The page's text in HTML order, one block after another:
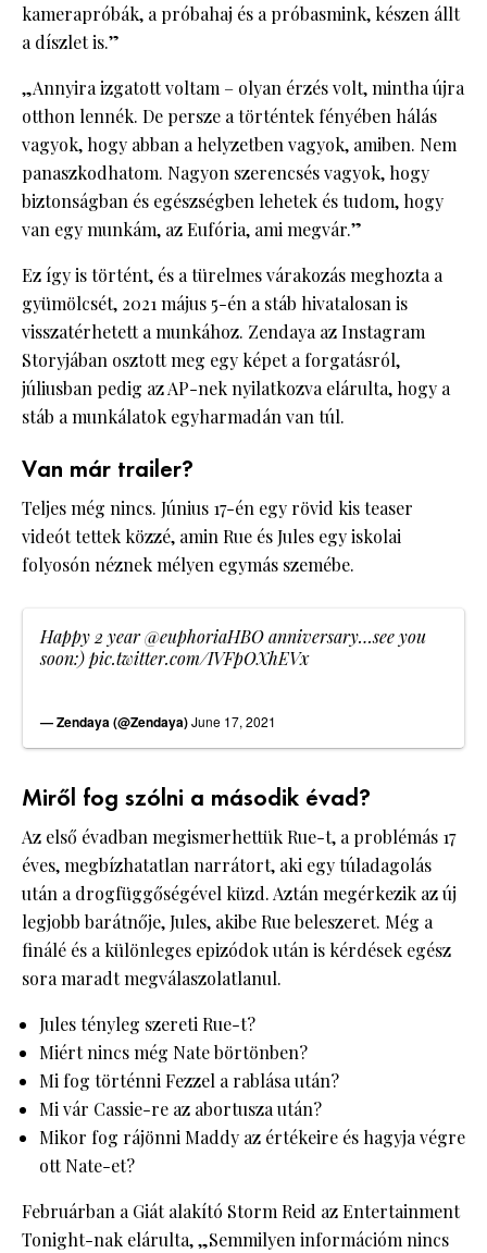
kamerapróbák, a próbahaj és a próbasmink, készen állt
a díszlet is.”
„Annyira izgatott voltam – olyan érzés volt, mintha újra
otthon lennék. De persze a történtek fényében hálás
vagyok, hogy abban a helyzetben vagyok, amiben. Nem
panaszkodhatom. Nagyon szerencsés vagyok, hogy
biztonságban és egészségben lehetek és tudom, hogy
van egy munkám, az Eufória, ami megvár.”
Ez így is történt, és a türelmes várakozás meghozta a
gyümölcsét, 2021 május 5-én a stáb hivatalosan is
visszatérhetett a munkához. Zendaya az Instagram
Storyjában osztott meg egy képet a forgatásról,
júliusban pedig az AP-nek nyilatkozva elárulta, hogy a
stáb a munkálatok egyharmadán van túl.
Van már trailer?
Teljes még nincs. Június 17-én egy rövid kis teaser
videót tettek közzé, amin Rue és Jules egy iskolai
folyosón néznek mélyen egymás szemébe.
Happy 2 year@euphoriaHBOanniversary…see you
soon:)pic.twitter.com/IVFpOXhEVx
— Zendaya (@Zendaya)June 17, 2021
Miről fog szólni a második évad?
Az első évadban megismerhettük Rue-t, a problémás 17
éves, megbízhatatlan narrátort, aki egy túladagolás
után a drogfüggőségével küzd. Aztán megérkezik az új
legjobb barátnője, Jules, akibe Rue beleszeret. Még a
finálé és a különleges epizódok után is kérdések egész
sora maradt megválaszolatlanul.
Jules tényleg szereti Rue-t?
Miért nincs még Nate börtönben?
Mi fog történni Fezzel a rablása után?
Mi vár Cassie-re az abortusza után?
Mikor fog rájönni Maddy az értékeire és hagyja végre
ott Nate-et?
Februárban a Giát alakító Storm Reid az Entertainment
Tonight-nak elárulta, „Semmilyen információm nincs